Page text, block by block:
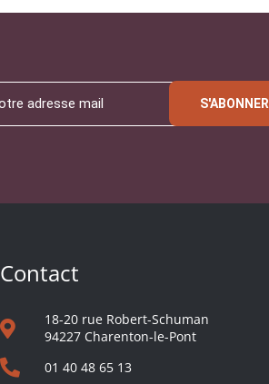
S'ABONNER
Contact
18-20 rue Robert-Schuman
94227 Charenton-le-Pont
01 40 48 65 13